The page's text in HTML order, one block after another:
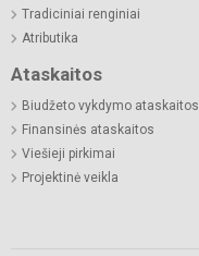
Tradiciniai renginiai
Atributika
Ataskaitos
Biudžeto vykdymo ataskaitos
Finansinės ataskaitos
Viešieji pirkimai
Projektinė veikla